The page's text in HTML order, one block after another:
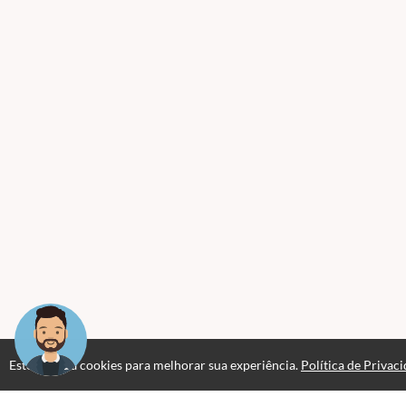
Este site usa cookies para melhorar sua experiência. Política de